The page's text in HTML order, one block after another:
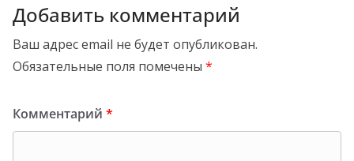
Добавить комментарий
Ваш адрес email не будет опубликован.
Обязательные поля помечены *
Комментарий *